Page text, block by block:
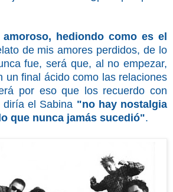
hediondo como es el
de mis amores perdidos, de lo
fue, será que, al no empezar,
un final ácido como las relaciones
por eso que los recuerdo con
diría el Sabina "no hay nostalgia
que nunca jamás sucedió".